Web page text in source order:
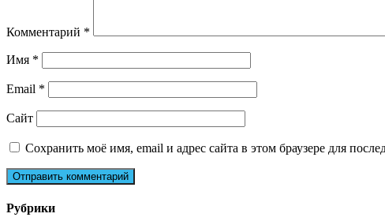
Комментарий *
Имя *
Email *
Сайт
Сохранить моё имя, email и адрес сайта в этом браузере для
Рубрики